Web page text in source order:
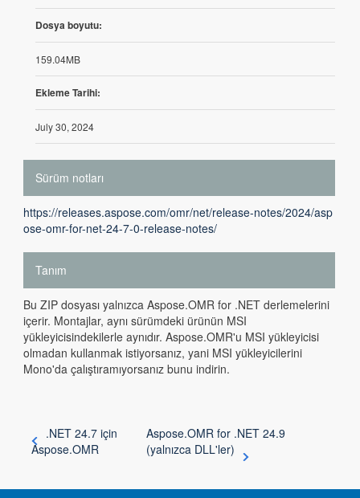
Dosya boyutu:
159.04MB
Ekleme Tarihi:
July 30, 2024
Sürüm notları
https://releases.aspose.com/omr/net/release-notes/2024/asp
ose-omr-for-net-24-7-0-release-notes/
Tanım
Bu ZIP dosyası yalnızca Aspose.OMR for .NET derlemelerini
içerir. Montajlar, aynı sürümdeki ürünün MSI
yükleyicisindekilerle aynıdır. Aspose.OMR'u MSI yükleyicisi
olmadan kullanmak istiyorsanız, yani MSI yükleyicilerini
Mono'da çalıştıramıyorsanız bunu indirin.
.NET 24.7 için
Aspose.OMR
Aspose.OMR for .NET 24.9
(yalnızca DLL'ler)